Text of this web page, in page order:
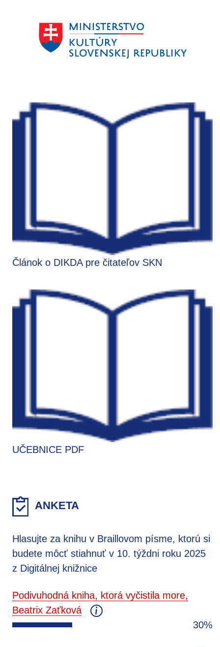
Článok o DIKDA pre čitateľov SKN
UČEBNICE PDF
ANKETA
Hlasujte za knihu v Braillovom písme, ktorú si
budete môcť stiahnuť v 10. týždni roku 2025
z Digitálnej knižnice
Podivuhodná kniha, ktorá vyčistila more,
Beatrix Zaťková
30%